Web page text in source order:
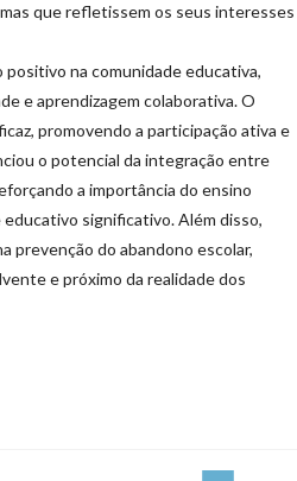
que refletissem os seus interesses
na comunidade educativa,
e aprendizagem colaborativa. O
promovendo a participação ativa e
o potencial da integração entre
a importância do ensino
significativo. Além disso,
prevenção do abandono escolar,
e próximo da realidade dos